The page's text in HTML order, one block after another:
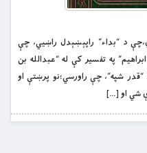
د “بداء” راپېښېدل راښيي، چې
: ۱_ د “علي بن ابراهيم” په تفسير کې له “عبدالله بن
شپه”، چې راورسي؛نو پرښتې او
شي او […]